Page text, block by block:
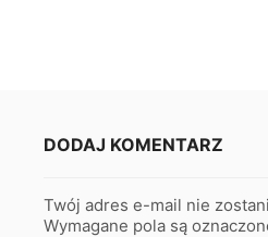
DODAJ KOMENTARZ
Twój adres e-mail nie
Wymagane pola są